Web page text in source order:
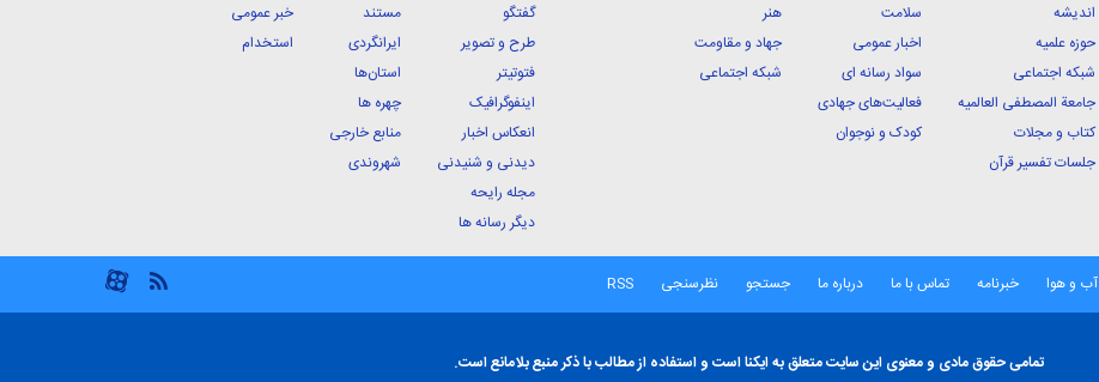
اندیشه
حوزه علمیه
شبکه اجتماعی
جامعة المصطفی العالمیه
کتاب و مجلات
جلسات تفسیر قرآن
سلامت
اخبار عمومی
سواد رسانه ای
فعالیت‌های جهادی
کودک و نوجوان
هنر
جهاد و مقاومت
شبکه اجتماعی
گفتگو
طرح و تصویر
فتوتیتر
اینفوگرافیک
انعکاس اخبار
دیدنی و شنیدنی
مجله رایحه
دیگر رسانه ها
مستند
ایرانگردی
استان‌ها
چهره ها
منابع خارجی
شهروندی
خبر عمومی
استخدام
آب و هوا خبرنامه تماس با ما درباره ما جستجو نظرسنجی RSS
تمامی حقوق مادی و معنوی این سایت متعلق به ایکنا است و استفاده از مطالب با ذکر منبع بلامانع است.